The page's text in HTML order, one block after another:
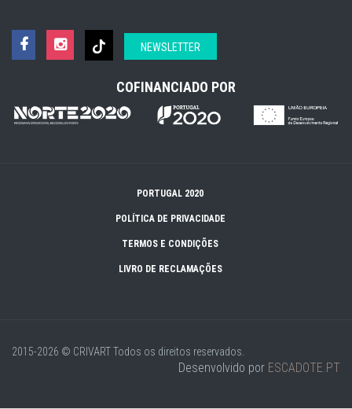
NEWSLETTER
COFINANCIADO POR
PORTUGAL 2020
POLÍTICA DE PRIVACIDADE
TERMOS E CONDIÇÕES
LIVRO DE RECLAMAÇÕES
2015-2026 © CRIVARTTodos os direitos reservados.
Desenvolvido por ESCADOTE.PT